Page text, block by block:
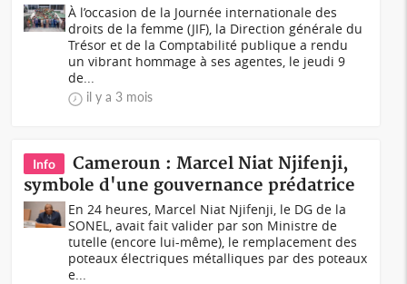
À l’occasion de la Journée internationale des
droits de la femme (JIF), la Direction générale du
Trésor et de la Comptabilité publique a rendu
un vibrant hommage à ses agentes, le jeudi 9
de...
il y a 3 mois
Info
Cameroun : Marcel Niat Njifenji,
symbole d'une gouvernance prédatrice
En 24 heures, Marcel Niat Njifenji, le DG de la
SONEL, avait fait valider par son Ministre de
tutelle (encore lui-même), le remplacement des
poteaux électriques métalliques par des poteaux
e...